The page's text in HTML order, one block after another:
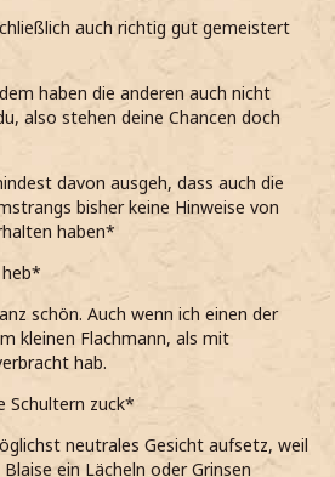
auch richtig gut gemeistert
haben die anderen auch nicht
also stehen deine Chancen doch
davon ausgeh, dass auch die
bisher keine Hinweise von
haben*
schön. Auch wenn ich einen der
kleinen Flachmann, als mit
hab.
Schultern zuck*
neutrales Gesicht aufsetz, weil
ein Lächeln oder Grinsen